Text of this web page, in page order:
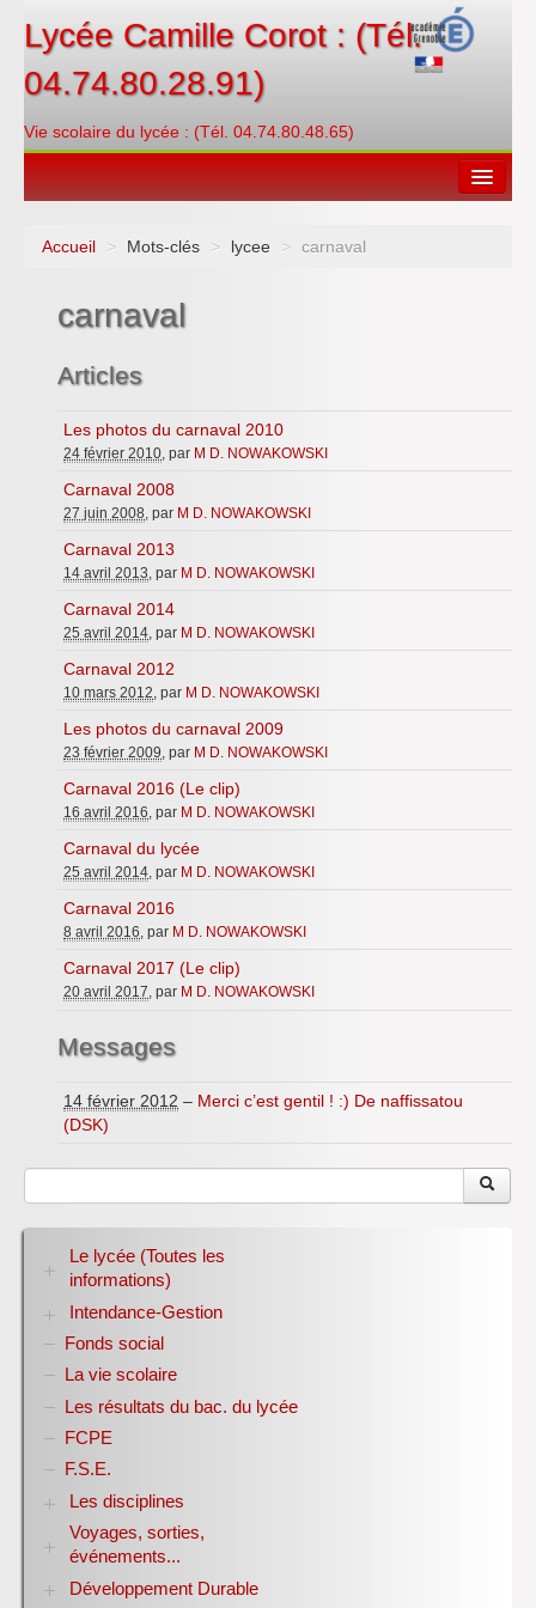
Lycée Camille Corot : (Tél.
04.74.80.28.91)
Vie scolaire du lycée : (Tél. 04.74.80.48.65)
Orientations
Contacter
Créditer/Réserver
ENT
Inforizon
Esidoc
Arena Grenoble
Accueil > Mots-clés > lycee > carnaval
carnaval
Articles
Les photos du carnaval 2010
24 février 2010, par M D. NOWAKOWSKI
Carnaval 2008
27 juin 2008, par M D. NOWAKOWSKI
Carnaval 2013
14 avril 2013, par M D. NOWAKOWSKI
Carnaval 2014
25 avril 2014, par M D. NOWAKOWSKI
Carnaval 2012
10 mars 2012, par M D. NOWAKOWSKI
Les photos du carnaval 2009
23 février 2009, par M D. NOWAKOWSKI
Carnaval 2016 (Le clip)
16 avril 2016, par M D. NOWAKOWSKI
Carnaval du lycée
25 avril 2014, par M D. NOWAKOWSKI
Carnaval 2016
8 avril 2016, par M D. NOWAKOWSKI
Carnaval 2017 (Le clip)
20 avril 2017, par M D. NOWAKOWSKI
Messages
14 février 2012 – Merci c’est gentil ! :) De naffissatou
(DSK)
Le lycée (Toutes les
informations)
RENTREE 2026-2027
Stage des élèves de seconde
Intendance-Gestion
Restauration scolaire
Bourses nationales
Année scolaire 2017-2018
Année scolaire 2018-2019
Année scolaire 2019-2020
Fonds social
La vie scolaire
Les résultats du bac. du lycée
FCPE
F.S.E.
Les disciplines
Allemand
Anglais
Sciences Economiques et Sociales
Voyages, sorties,
événements...
Année 1998-2007
Développement Durable